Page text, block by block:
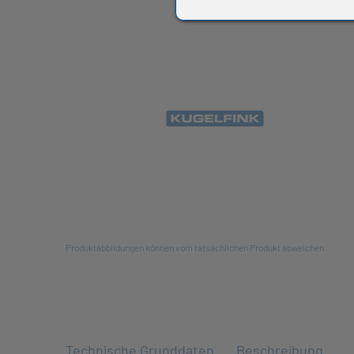
Produktabbildungen können vom tatsächlichen Produkt abweichen
Technische Grunddaten Beschreibung